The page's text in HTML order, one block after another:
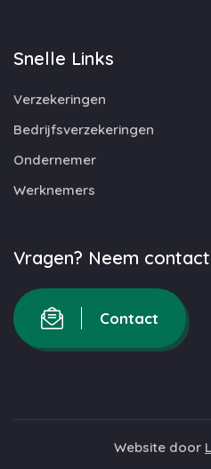
Snelle Links
Verzekeringen
Bedrijfsverzekeringen
Ondernemer
Werknemers
Vragen? Neem
Contact
Website door